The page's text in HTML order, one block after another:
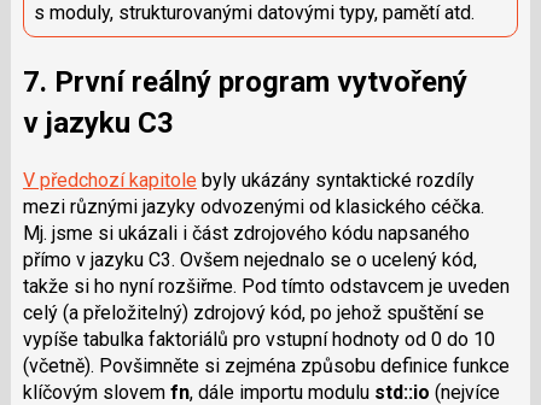
s moduly, strukturovanými datovými typy, pamětí atd.
7. První reálný program vytvořený
v jazyku C3
V předchozí kapitolebyly ukázány syntaktické rozdíly
mezi různými jazyky odvozenými od klasického céčka.
Mj. jsme si ukázali i část zdrojového kódu napsaného
přímo v jazyku C3. Ovšem nejednalo se o ucelený kód,
takže si ho nyní rozšiřme. Pod tímto odstavcem je uveden
celý (a přeložitelný) zdrojový kód, po jehož spuštění se
vypíše tabulka faktoriálů pro vstupní hodnoty od 0 do 10
(včetně). Povšimněte si zejména způsobu definice funkce
klíčovým slovem fn, dále importu modulu std::io (nejvíce